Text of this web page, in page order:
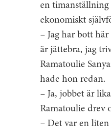
en timanställning
ekonomiskt
– Jag har bott
är jättebra, jag
Ramatoulie
hade hon redan.
– Ja, jobbet är
Ramatoulie drev
– Det var en liten